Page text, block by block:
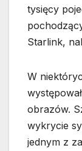
tysięcy
Starlink,
W
obrazów.
wykrycie
jednym z